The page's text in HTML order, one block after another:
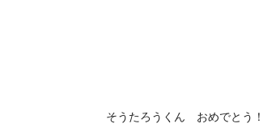
そうたろうくん おめでとう！